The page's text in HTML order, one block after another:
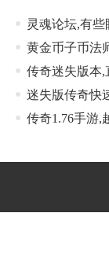
灵魂论坛,有
黄金币子币法
传奇迷失版本,
迷失版传奇快
传奇1.76手游,